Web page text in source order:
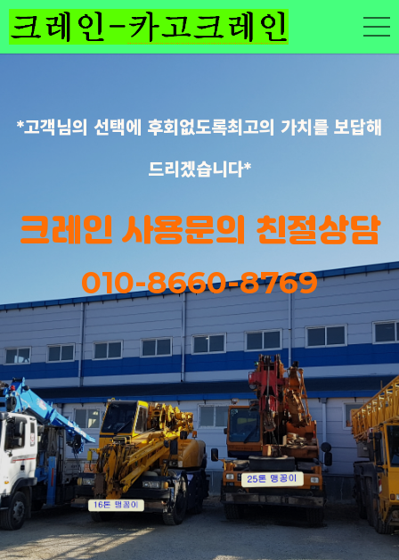
*고객님의 선택에 후회없도록최고의 가치를 보답해
드리겠습니다*
크레인 사용문의 친절상담
010-8660-8769